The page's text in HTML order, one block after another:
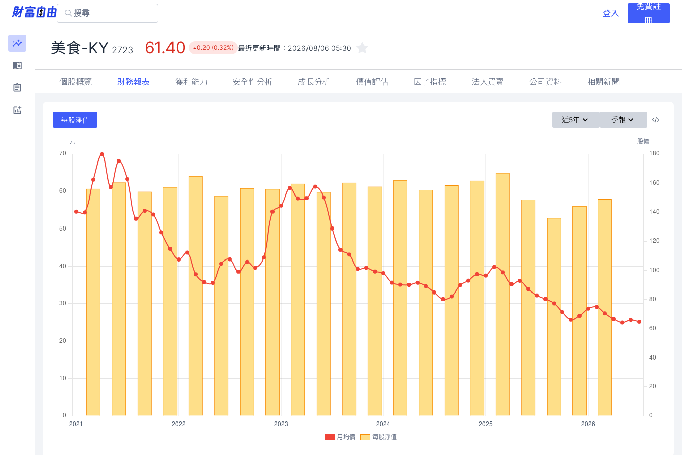
登入
免費註
冊
美食-KY 2723 61.40 0.20 (0.32%) 最近更新時間： 2026/08/06 05:30
個股概覽 財務報表 獲利能力 安全性分析 成長分析 價值評估 因子指標 法人買賣 公司資料 相關新聞
每股淨值 近5年 季報
月均價 每股淨值